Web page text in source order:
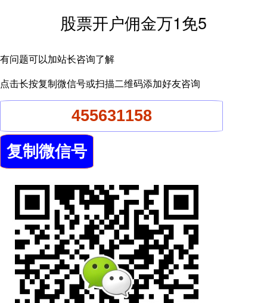
股票开户佣金万1免5
有问题可以加站长咨询了解
点击长按复制微信号或扫描二维码添加好友咨询